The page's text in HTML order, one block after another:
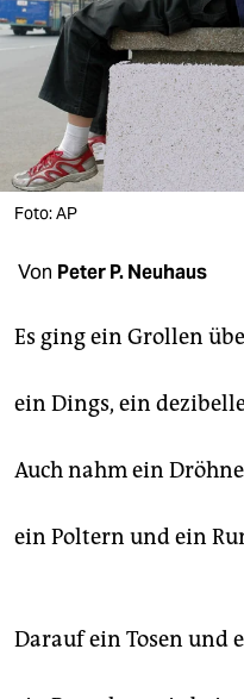
berlin
nord
wahrheit
verlag
veranstaltungen
shop
unterstützen
abo
Foto: AP
Von Peter P. Neuhaus
Es ging ein Grollen
ein Dings, ein
Auch nahm ein
ein Poltern und ein
Darauf ein Tosen und